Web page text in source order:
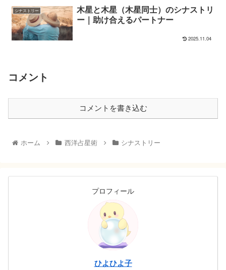
シナストリー
木星と木星（木星同士）のシナストリ
ー｜助け合えるパートナー
2025.11.04
コメント
コメントを書き込む
ホーム 西洋占星術 シナストリー
プロフィール
ひよひよ子